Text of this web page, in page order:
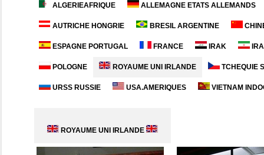
ALGERIEAFRIQUE ALLEMAGNE ETATS ALLEMANDS
AUTRICHE HONGRIE BRESIL ARGENTINE
ESPAGNE PORTUGAL FRANCE IRAK
POLOGNE ROYAUME UNI IRLANDE TCHEQUIE
URSS RUSSIE USA.AMERIQUES VIETNAM
ROYAUME UNI IRLANDE